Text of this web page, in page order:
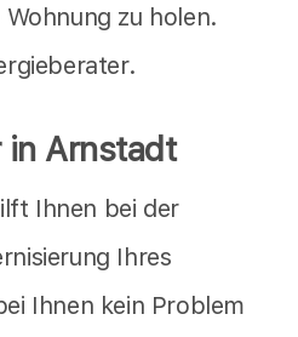
zu holen.
in Arnstadt
Ihnen bei der
Ihres
Ihnen kein Problem